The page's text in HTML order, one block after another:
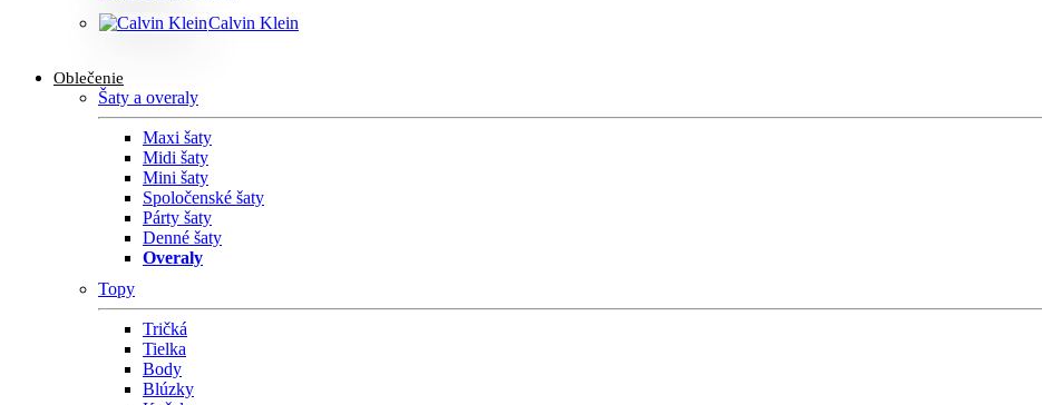
Calvin Klein
Oblečenie
Šaty a overaly
Maxi šaty
Midi šaty
Mini šaty
Spoločenské šaty
Párty šaty
Denné šaty
Overaly
Topy
Tričká
Tielka
Body
Blúzky